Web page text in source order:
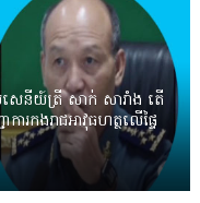
សេនីយ៍ត្រី សាក់ សារាំង តើ
កងរាជអាវុធហត្ថលើផ្ទៃ